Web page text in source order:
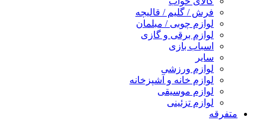
فرش / گلیم / قالیچه
لوازم چوبی / مبلمان
لوازم برقی و گازی
اسباب بازی
سایر
لوازم ورزشی
لوازم خانه و آشپزخانه
لوازم موسیقی
لوازم تزئینی
متفرقه